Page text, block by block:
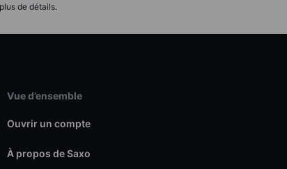
de détails.
Vue d’ensemble
Ouvrir un compte
À propos de Saxo